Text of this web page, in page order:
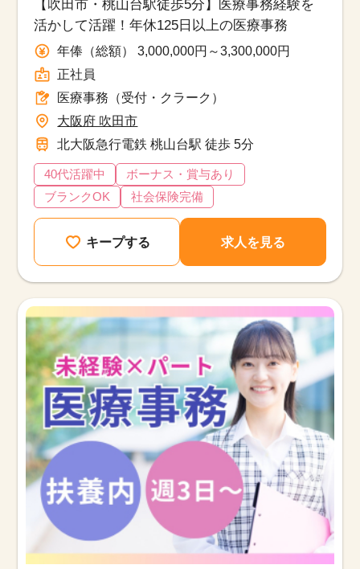
【吹田市・桃山台駅徒歩5分】医療事務経験を
活かして活躍！年休125日以上の医療事務
年俸（総額） 3,000,000円～3,300,000円
正社員
医療事務（受付・クラーク）
大阪府 吹田市
北大阪急行電鉄 桃山台駅 徒歩 5分
40代活躍中
ボーナス・賞与あり
ブランクOK
社会保険完備
キープする 求人を見る